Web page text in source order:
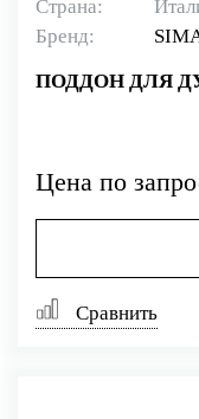
Страна:
Бренд:
ПОДДОН ДЛЯ
Цена по
Сравнить